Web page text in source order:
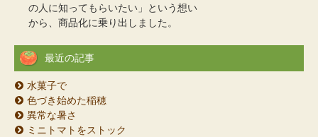
の人に知ってもらいたい」という想い
から、商品化に乗り出しました。
最近の記事
水菓子で
色づき始めた稲穂
異常な暑さ
ミニトマトをストック